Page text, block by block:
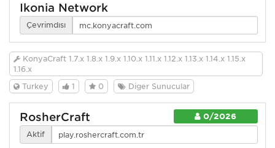
Ikonia Network
Çevrimdışı
KonyaCraft 1.7.x 1.8.x 1.9.x 1.10.x 1.11.x 1.12.x 1.13.x 1.14.x 1.15.x
1.16.x
Turkey
1 0 Diğer Sunucular
0/2026
RosherCraft
Aktif